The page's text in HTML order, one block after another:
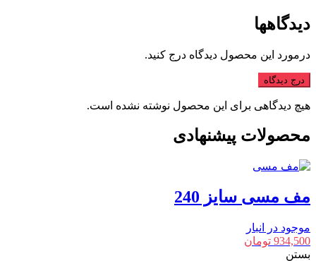
دیدگاهها
درمورد این محصول دیدگاه درج کنید.
درج دیدگاه
هیچ دیدگاهی برای این محصول نوشته نشده است.
محصولات پیشنهادی
مف مسی سایز 240
موجود در انبار
934,500 تومان
بستن